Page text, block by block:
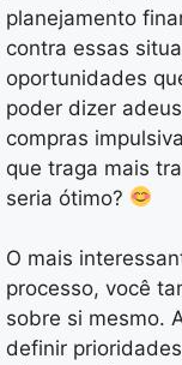
planejamento
contra essas
oportunidades
poder dizer
compras
que traga mais
seria ótimo?
O mais
processo, você
sobre si mesmo.
definir